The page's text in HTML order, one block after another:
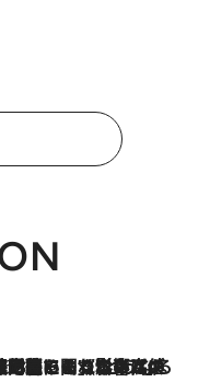
の高値が続いている」ホルムズ海峡封鎖による影響はいつまで続く？《エネルギー専門家に聞く“どうなる日本の暮らし”》